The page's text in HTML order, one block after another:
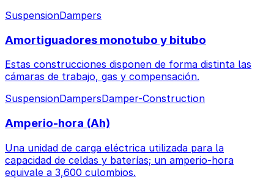
SuspensionDampers
Amortiguadores monotubo y bitubo
Estas construcciones disponen de forma distinta las
cámaras de trabajo, gas y compensación.
SuspensionDampersDamper-Construction
Amperio-hora (Ah)
Una unidad de carga eléctrica utilizada para la
capacidad de celdas y baterías; un amperio-hora
equivale a 3,600 culombios.